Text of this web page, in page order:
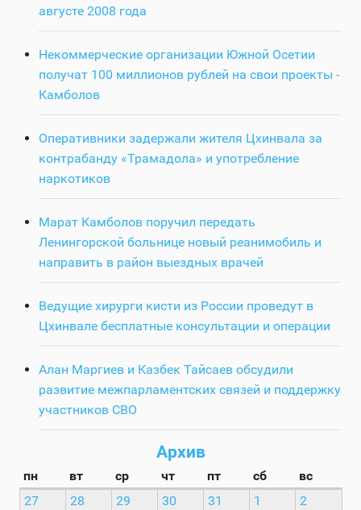
августе 2008 года
Некоммерческие организации Южной Осетии
получат 100 миллионов рублей на свои проекты -
Камболов
Оперативники задержали жителя Цхинвала за
контрабанду «Трамадола» и употребление
наркотиков
Марат Камболов поручил передать
Ленингорской больнице новый реанимобиль и
направить в район выездных врачей
Ведущие хирурги кисти из России проведут в
Цхинвале бесплатные консультации и операции
Алан Маргиев и Казбек Тайсаев обсудили
развитие межпарламентских связей и поддержку
участников СВО
Архив
пн вт ср чт пт сб
вс
27
28 29 30 31 1
2